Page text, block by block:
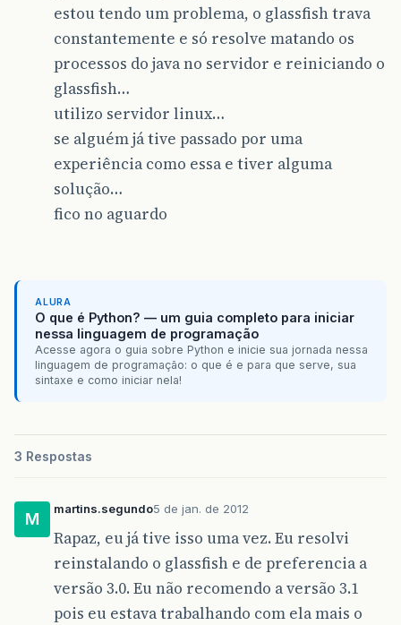
estou tendo um problema, o glassfish trava
constantemente e só resolve matando os
processos do java no servidor e reiniciando o
glassfish…
utilizo servidor linux…
se alguém já tive passado por uma
experiência como essa e tiver alguma
solução…
fico no aguardo
ALURA
O que é Python? — um guia completo para iniciar
nessa linguagem de programação
Acesse agora o guia sobre Python e inicie sua jornada nessa
linguagem de programação: o que é e para que serve, sua
sintaxe e como iniciar nela!
3 Respostas
M
martins.segundo5 de jan. de 2012
Rapaz, eu já tive isso uma vez. Eu resolvi
reinstalando o glassfish e de preferencia a
versão 3.0. Eu não recomendo a versão 3.1
pois eu estava trabalhando com ela mais o